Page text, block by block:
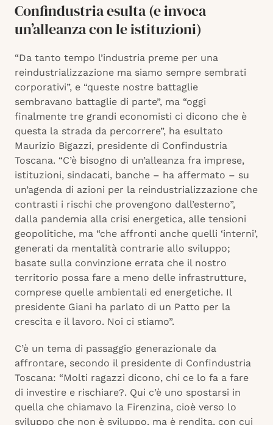
Confindustria esulta (e invoca
un’alleanza con le istituzioni)
“Da tanto tempo l’industria preme per una
reindustrializzazione ma siamo sempre sembrati
corporativi”, e “queste nostre battaglie
sembravano battaglie di parte”, ma “oggi
finalmente tre grandi economisti ci dicono che è
questa la strada da percorrere”, ha esultato
Maurizio Bigazzi, presidente di Confindustria
Toscana. “C’è bisogno di un’alleanza fra imprese,
istituzioni, sindacati, banche – ha affermato – su
un’agenda di azioni per la reindustrializzazione che
contrasti i rischi che provengono dall’esterno”,
dalla pandemia alla crisi energetica, alle tensioni
geopolitiche, ma “che affronti anche quelli ‘interni’,
generati da mentalità contrarie allo sviluppo;
basate sulla convinzione errata che il nostro
territorio possa fare a meno delle infrastrutture,
comprese quelle ambientali ed energetiche. Il
presidente Giani ha parlato di un Patto per la
crescita e il lavoro. Noi ci stiamo”.
C’è un tema di passaggio generazionale da
affrontare, secondo il presidente di Confindustria
Toscana: “Molti ragazzi dicono, chi ce lo fa a fare
di investire e rischiare?. Qui c’è uno spostarsi in
quella che chiamavo la Firenzina, cioè verso lo
sviluppo che non è sviluppo, ma è rendita, con cui